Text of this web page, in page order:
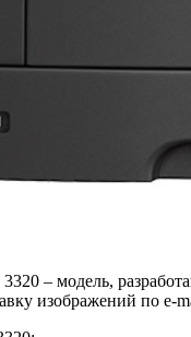
– модель,
изображений по e-